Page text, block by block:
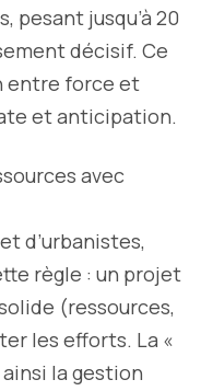
pesant jusqu’à 20
décisif. Ce
entre force et
et anticipation.
avec
d’urbanistes,
règle : un projet
(ressources,
les efforts. La «
la gestion